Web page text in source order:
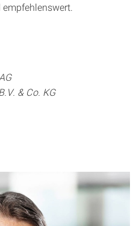
& Co. KG